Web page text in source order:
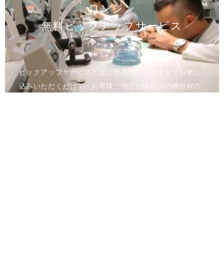
ロンジン
無料ピックアップサービス
ピックアップサービスとは、専用ウェブサイトでお申し
込みいただくだけで、お客様ご指定の場所への梱包材の